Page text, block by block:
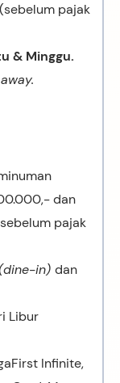
pajak
& Minggu.
dan
pajak
in) dan
Libur
Infinite,